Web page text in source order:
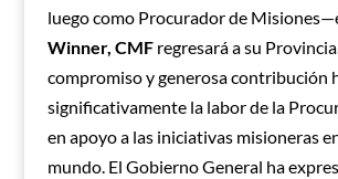
luego como Procurador de
Winner, CMFregresará a su
compromiso y generosa contribución
significativamente la labor de la
en apoyo a las iniciativas misioneras
mundo. El Gobierno General ha